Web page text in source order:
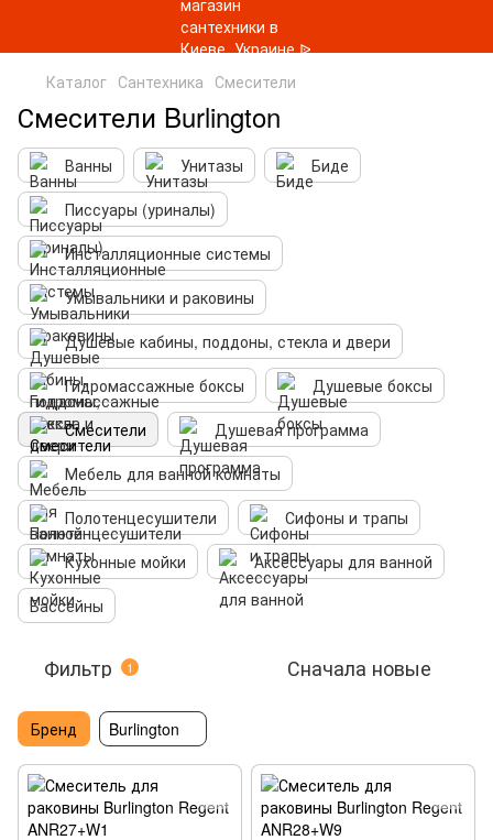
Каталог Сантехника Смесители
Смесители Burlington
Ванны Унитазы
Биде
Писсуары (уриналы)
Инсталляционные системы
Умывальники и раковины
Душевые кабины, поддоны, стекла и двери
Гидромассажные боксы
Душевые боксы
Смесители
Душевая программа
Мебель для ванной комнаты
Полотенцесушители
Сифоны и трапы
Кухонные мойки
Аксессуары для ванной
Бассейны
Фильтр 1 Сначала новые
Бренд Burlington